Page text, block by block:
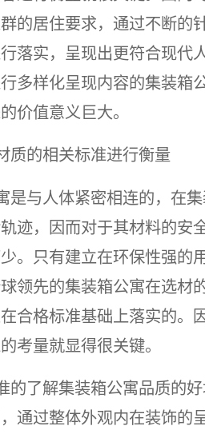
的居住要求，通过不断的
落实，呈现出更符合现代
多样化呈现内容的集装箱
价值意义巨大。
质的相关标准进行衡量
是与人体紧密相连的，在
迹，因而对于其材料的安
。只有建立在环保性强的
领先的集装箱公寓在选材
合格标准基础上落实的。
考量就显得很关键。
的了解集装箱公寓品质的
通过整体外观内在装饰的